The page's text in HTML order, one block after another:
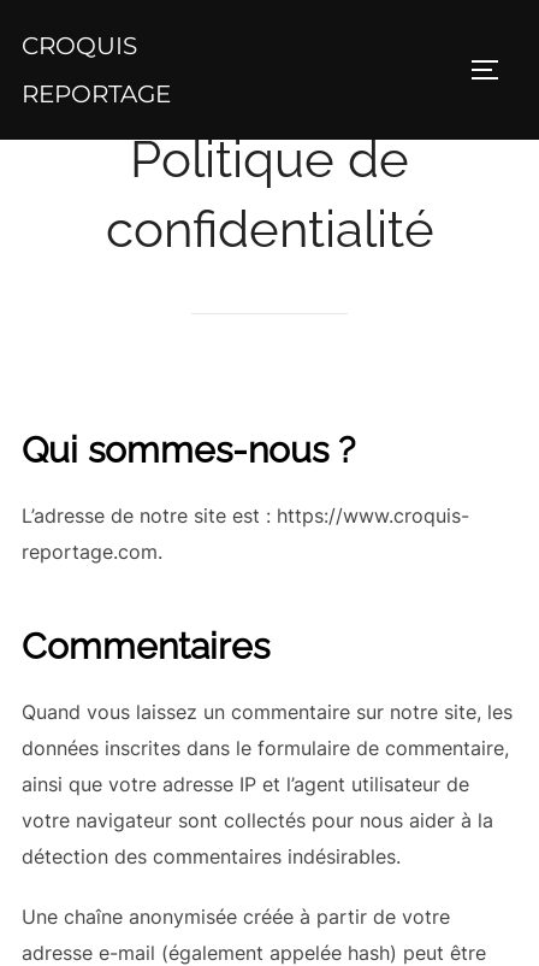
contenu
CROQUIS
REPORTAGE
Politique de
confidentialité
Qui sommes-nous ?
L’adresse de notre site est : https://www.croquis-
reportage.com.
Commentaires
Quand vous laissez un commentaire sur notre site, les
données inscrites dans le formulaire de commentaire,
ainsi que votre adresse IP et l’agent utilisateur de
votre navigateur sont collectés pour nous aider à la
détection des commentaires indésirables.
Une chaîne anonymisée créée à partir de votre
adresse e-mail (également appelée hash) peut être